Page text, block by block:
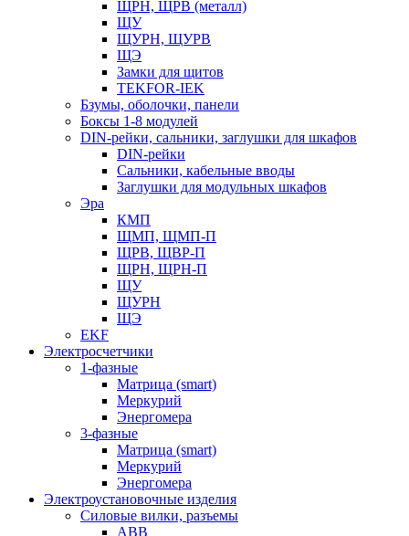
ЩРН, ЩРВ (металл)
ЩУ
ЩУРН, ЩУРВ
ЩЭ
Замки для щитов
TEKFOR-IEK
Бзумы, оболочки, панели
Боксы 1-8 модулей
DIN-рейки, сальники, заглушки для шкафов
DIN-рейки
Сальники, кабельные вводы
Заглушки для модульных шкафов
Эра
КМП
ЩМП, ЩМП-П
ЩРВ, ЩВР-П
ЩРН, ЩРН-П
ЩУ
ЩУРН
ЩЭ
EKF
Электросчетчики
1-фазные
Матрица (smart)
Меркурий
Энергомера
3-фазные
Матрица (smart)
Меркурий
Энергомера
Электроустановочные изделия
Силовые вилки, разъемы
ABB